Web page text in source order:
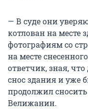
— В суде они
котлован на месте
фотографиям со
на месте
ответчик, зная,
снос здания и уже
продолжил
Велижанин.